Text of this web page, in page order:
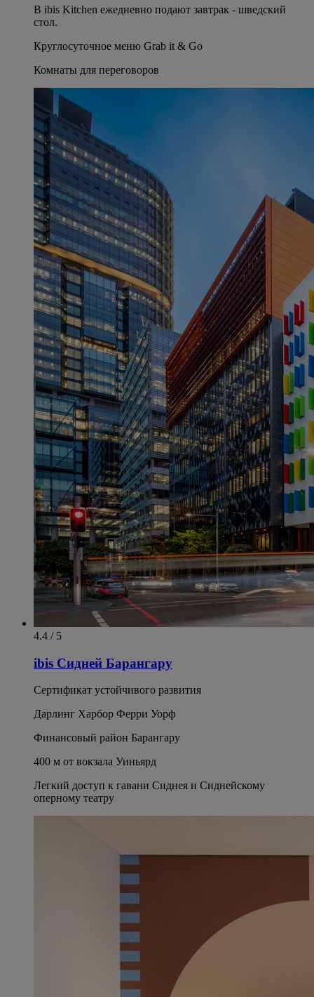
В ibis Kitchen ежедневно подают завтрак - шведский
стол.
Круглосуточное меню Grab it & Go
Комнаты для переговоров
4.4 / 5
ibis Сидней Барангару
Сертификат устойчивого развития
Дарлинг Харбор Ферри Уорф
Финансовый район Барангару
400 м от вокзала Уиньярд
Легкий доступ к гавани Сиднея и Сиднейскому
оперному театру